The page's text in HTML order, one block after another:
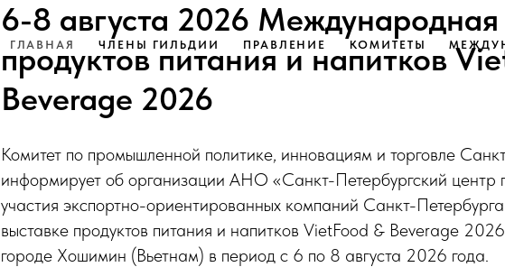
ГЛАВНАЯ ЧЛЕНЫ ГИЛЬДИИ ПРАВЛЕНИЕ КОМИТЕТЫ
6-8 августа 2026 Международная
продуктов питания и напитков
Beverage 2026
Комитет по промышленной политике, инновациям и торговле
информирует об организации АНО «Санкт-Петербургский центр
участия экспортно-ориентированных компаний Санкт-
выставке продуктов питания и напитков VietFood & Beverage
городе Хошимин (Вьетнам) в период с 6 по 8 августа 2026 года.